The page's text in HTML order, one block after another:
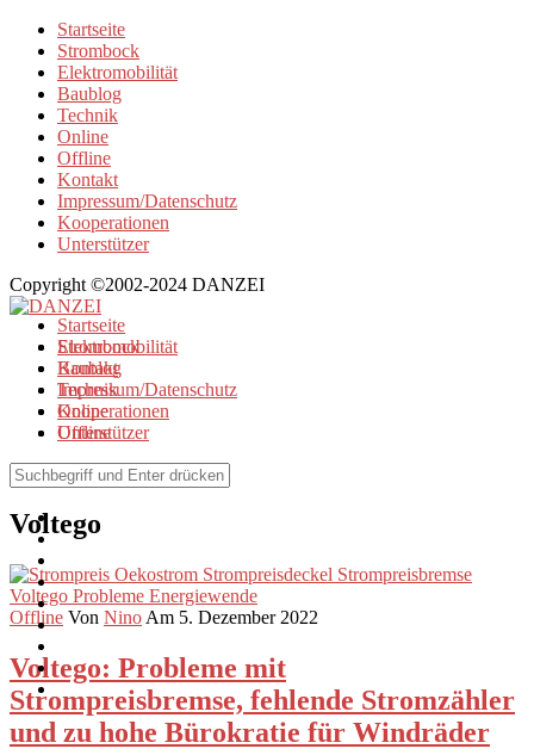
Startseite
Strombock
Elektromobilität
Baublog
Technik
Online
Offline
Kontakt
Impressum/Datenschutz
Kooperationen
Unterstützer
Copyright ©2002-2024 DANZEI
Startseite
Strombock
Kontakt
Impressum/Datenschutz
Kooperationen
Unterstützer
Elektromobilität
Baublog
Technik
Online
Offline
Browse Tag
Voltego
Offline Von Nino Am 5. Dezember 2022
Voltego: Probleme mit
Strompreisbremse, fehlende Stromzähler
und zu hohe Bürokratie für Windräder